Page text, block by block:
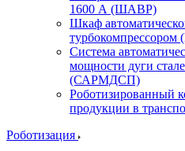
1600 А (ШАВР)
Шкаф
Система
мощности дуги
(САРМДСП)
Роботизированный
продукции в
Роботизация